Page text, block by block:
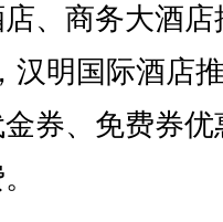
、商务大酒店
汉明国际酒店
券、免费券优